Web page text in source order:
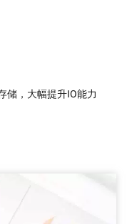
储，大幅提升IO能力